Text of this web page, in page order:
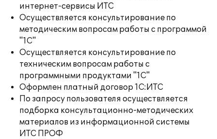
интернет-сервисы ИТС
Осуществляется консультирование по
методическим вопросам работы с программой
"1С"
Осуществляется консультирование по
техническим вопросам работы с
программными продуктами "1С"
Оформлен платный договор 1С:ИТС
По запросу пользователя осуществляется
подборка консультационно-методических
материалов из информационной системы
ИТС ПРОФ